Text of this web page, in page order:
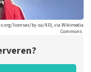
licenses/by-sa/4.0), via Wikimedia
Commons